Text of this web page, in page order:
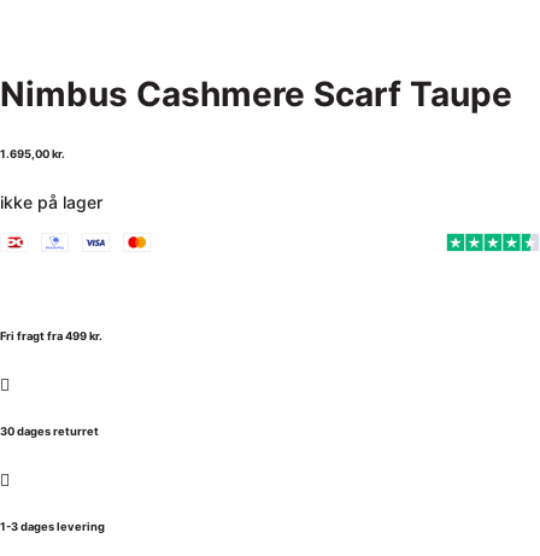
Nimbus Cashmere Scarf Taupe
1.695,00kr.
ikke på lager
Fri fragt fra 499 kr.
30 dages returret
1-3 dages levering